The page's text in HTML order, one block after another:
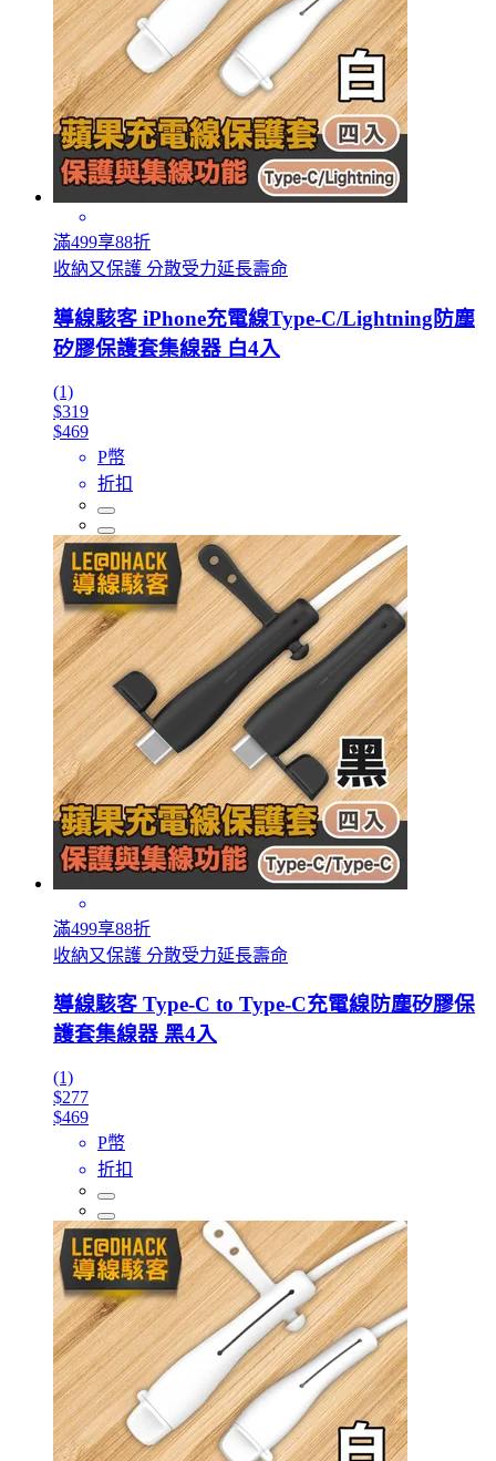
滿499享88折
收納又保護 分散受力延長壽命
導線駭客 iPhone充電線Type-C/Lightning防塵
矽膠保護套集線器 白4入
(1)
$319
$469
P幣
折扣
滿499享88折
收納又保護 分散受力延長壽命
導線駭客 Type-C to Type-C充電線防塵矽膠保
護套集線器 黑4入
(1)
$277
$469
P幣
折扣